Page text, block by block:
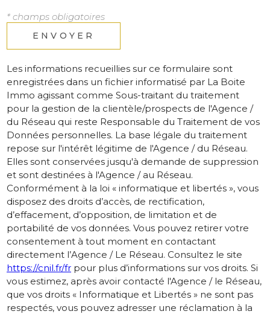
* champs obligatoires
ENVOYER
Les informations recueillies sur ce formulaire sont
enregistrées dans un fichier informatisé par La Boite
Immo agissant comme Sous-traitant du traitement
pour la gestion de la clientèle/prospects de l'Agence /
du Réseau qui reste Responsable du Traitement de vos
Données personnelles. La base légale du traitement
repose sur l'intérêt légitime de l'Agence / du Réseau.
Elles sont conservées jusqu'à demande de suppression
et sont destinées à l'Agence / au Réseau.
Conformément à la loi « informatique et libertés », vous
disposez des droits d’accès, de rectification,
d’effacement, d’opposition, de limitation et de
portabilité de vos données. Vous pouvez retirer votre
consentement à tout moment en contactant
directement l’Agence / Le Réseau. Consultez le site
https://cnil.fr/fr pour plus d’informations sur vos droits. Si
vous estimez, après avoir contacté l'Agence / le Réseau,
que vos droits « Informatique et Libertés » ne sont pas
respectés, vous pouvez adresser une réclamation à la